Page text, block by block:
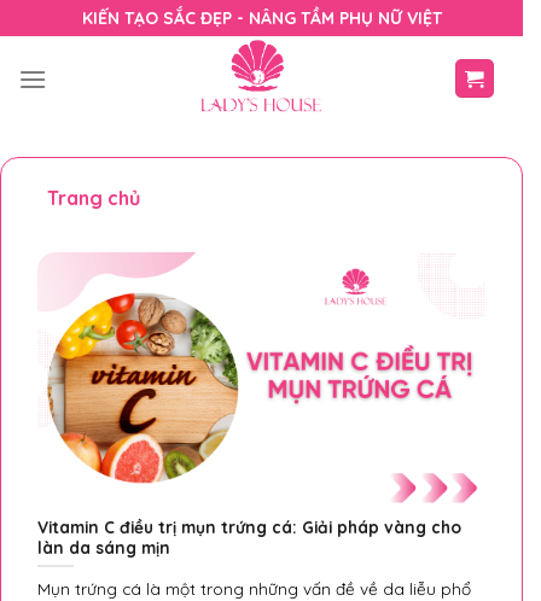
to
content
KIẾN TẠO SẮC ĐẸP - NÂNG TẦM PHỤ NỮ VIỆT
Trang chủ
Vitamin C điều trị mụn trứng cá: Giải pháp vàng cho
làn da sáng mịn
Mụn trứng cá là một trong những vấn đề về da liễu phổ